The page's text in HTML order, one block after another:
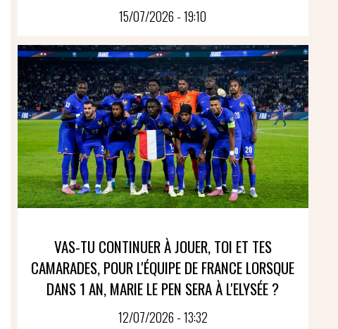
15/07/2026 - 19:10
VAS-TU CONTINUER À JOUER, TOI ET TES
CAMARADES, POUR L'ÉQUIPE DE FRANCE LORSQUE
DANS 1 AN, MARIE LE PEN SERA À L'ELYSÉE ?
12/07/2026 - 13:32